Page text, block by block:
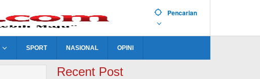
Pencarian
SPORT NASIONAL OPINI
Recent Post